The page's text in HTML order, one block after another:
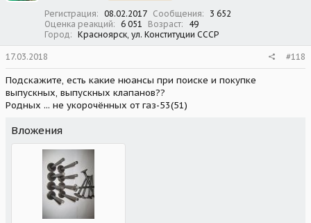
Регистрация 08.02.2017 Сообщения
3 652
Оценка реакций
6 051 Возраст
49
Город
Красноярск, ул. Конституции СССР
17.03.2018 #118
Подскажите, есть какие нюансы при поиске и покупке
выпускных, выпускных клапанов??
Родных ... не укорочённых от газ-53(51)
Вложения